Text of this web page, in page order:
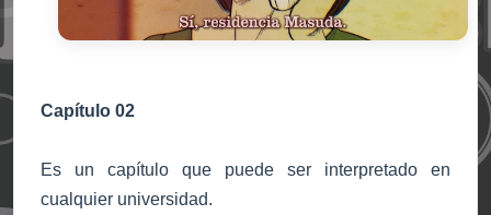
Capítulo 02
Es un capítulo que puede ser interpretado en
cualquier universidad.